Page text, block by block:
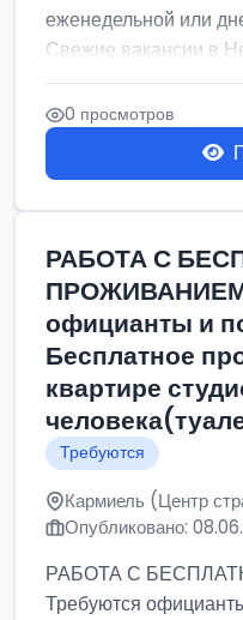
еженедельной или
Свежие вакансии в
0 просмотров
РАБОТА С
официанты и
Бесплатное
квартире
Требуются
Кармиель (Центр
Опубликовано:
РАБОТА С
Требуются